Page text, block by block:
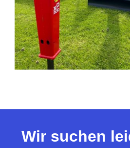
Wir suchen